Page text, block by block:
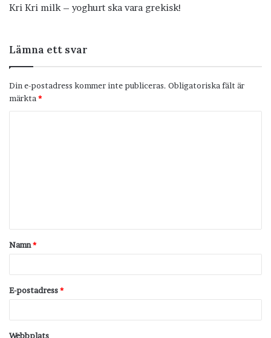
Kri Kri milk – yoghurt ska vara grekisk!
Lämna ett svar
Din e-postadress kommer inte publiceras. Obligatoriska fält är
märkta *
t
a
Namn*
E-postadress*
Webbplats